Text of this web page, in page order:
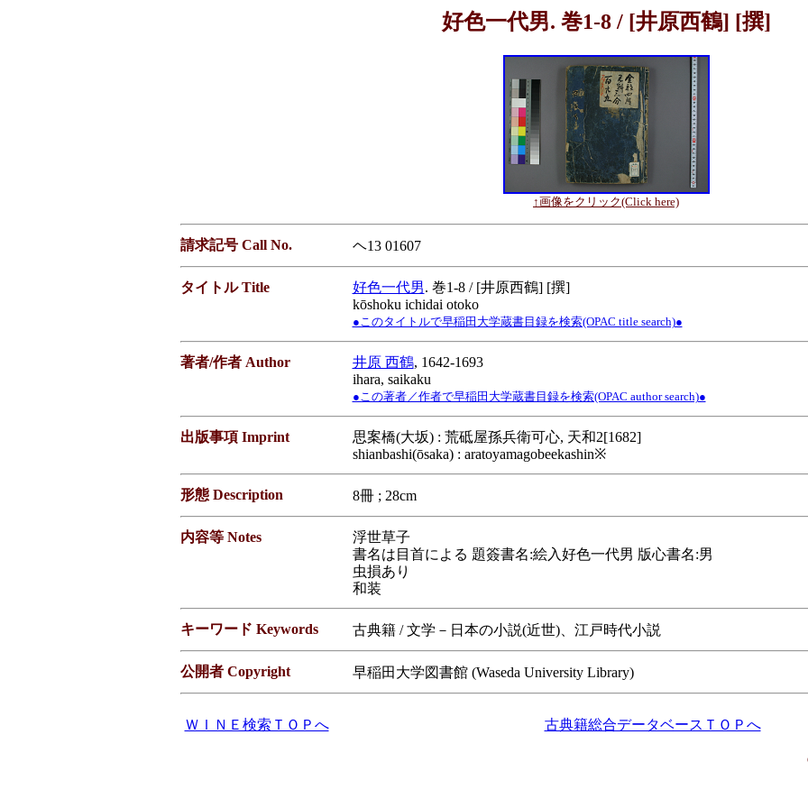
好色一代男. 巻1-8 / [井原西鶴] [撰]
↑画像をクリック(Click here)
請求記号 Call No. ヘ13 01607
タイトル Title 好色一代男. 巻1-8 / [井原西鶴] [撰]
kōshoku ichidai otoko
●このタイトルで早稲田大学蔵書目録を検索(OPAC title search)●
著者/作者 Author 井原 西鶴, 1642-1693
ihara, saikaku
●この著者／作者で早稲田大学蔵書目録を検索(OPAC author search)●
出版事項 Imprint
思案橋(大坂) : 荒砥屋孫兵衛可心, 天和2[1682]
shianbashi(ōsaka) : aratoyamagobeekashin※
形態 Description 8冊 ; 28cm
内容等 Notes
浮世草子
書名は目首による 題簽書名:絵入好色一代男 版心書名:男
虫損あり
和装
キーワード Keywords 古典籍 / 文学－日本の小説(近世)、江戸時代小説
公開者 Copyright 早稲田大学図書館 (Waseda University Library)
ＷＩＮＥ検索ＴＯＰへ 古典籍総合データベースＴＯＰへ